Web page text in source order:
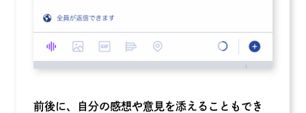
前後に、自分の感想や意見を添えることもでき